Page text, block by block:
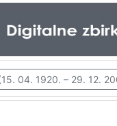
04. 1920. – 29. 12.